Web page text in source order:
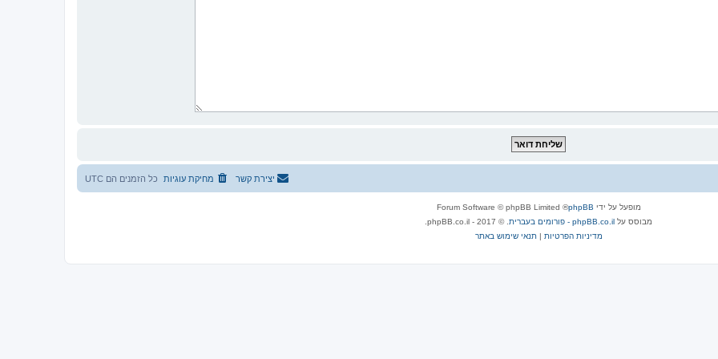
כל הזמנים הם UTC מחיקת עוגיות יצירת קשר
מופעל על ידי phpBB
® Forum Software © phpBB Limited
מבוסס על phpBB.co.il - פורומים בעברית
. © 2017 - phpBB.co.il.
מדיניות הפרטיות |תנאי שימוש באתר